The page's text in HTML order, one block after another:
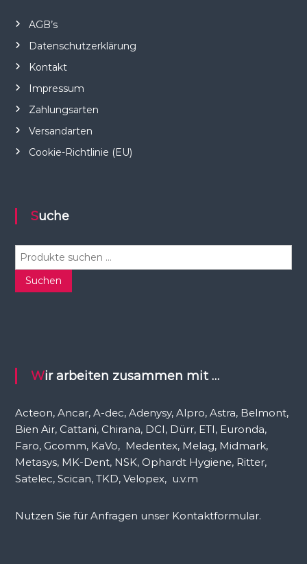
AGB’s
Datenschutzerklärung
Kontakt
Impressum
Zahlungsarten
Versandarten
Cookie-Richtlinie (EU)
Suche
h
c
Suchen
Wir arbeiten zusammen mit …
Acteon, Ancar, A-dec, Adenysy, Alpro, Astra, Belmont,
Bien Air, Cattani, Chirana, DCI, Dürr, ETI, Euronda,
Faro, Gcomm, KaVo, Medentex, Melag, Midmark,
Metasys, MK-Dent, NSK, Ophardt Hygiene, Ritter,
Satelec, Scican, TKD, Velopex, u.v.m
Nutzen Sie für Anfragen unser Kontaktformular.